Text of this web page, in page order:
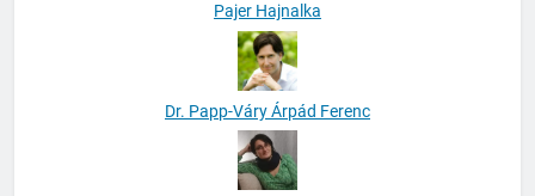
Pajer Hajnalka
Dr. Papp-Váry Árpád Ferenc